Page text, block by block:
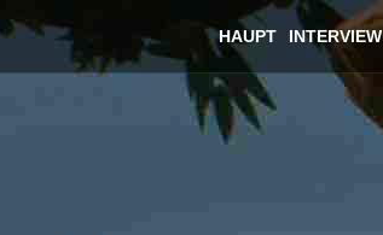
HAUPT INTERVIEW